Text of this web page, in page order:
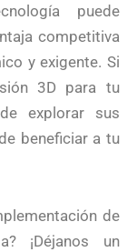
puede
competitiva
y exigente. Si
3D para tu
explorar sus
beneficiar a tu
de
¡Déjanos un